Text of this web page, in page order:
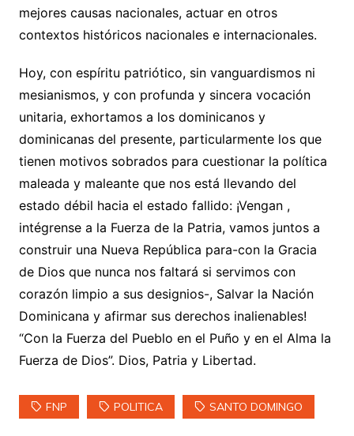
mejores causas nacionales, actuar en otros
contextos históricos nacionales e internacionales.
Hoy, con espíritu patriótico, sin vanguardismos ni
mesianismos, y con profunda y sincera vocación
unitaria, exhortamos a los dominicanos y
dominicanas del presente, particularmente los que
tienen motivos sobrados para cuestionar la política
maleada y maleante que nos está llevando del
estado débil hacia el estado fallido: ¡Vengan ,
intégrense a la Fuerza de la Patria, vamos juntos a
construir una Nueva República para-con la Gracia
de Dios que nunca nos faltará si servimos con
corazón limpio a sus designios-, Salvar la Nación
Dominicana y afirmar sus derechos inalienables!
“Con la Fuerza del Pueblo en el Puño y en el Alma la
Fuerza de Dios”. Dios, Patria y Libertad.
FNP POLITICA SANTO DOMINGO